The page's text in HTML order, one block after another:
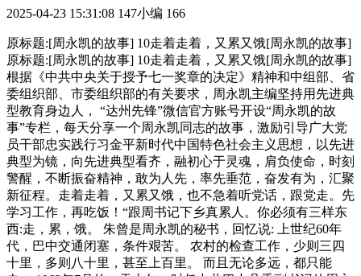
2025-04-23 15:31:08 147小编 166
原标题:[周永凯的故事] 10走着走着，又累又饿[周永凯的故事]
原标题:[周永凯的故事] 10走着走着，又累又饿[周永凯的故事]
根据《中共中央关于授予七一奖章的决定》精神和中组部、省
委组织部、市委组织部的有关要求，周永凯主编坚持用先进典
型教育身边人， “达州先锋”微信官方账号开设“周永凯的故
事”专栏，每天分享一个周永凯同志的故事，激励引导广大党
员干部忠实践行习金平新时代中国特色社会主义思想，以先进
典型为镜，向先进典型看齐，融初心于灵魂，肩负使命，时刻
警醒，不断振奋精神，敢为人先，率先垂范，奋发有为，汇聚
新征程。走着走着，又累又饿，也不急着听党话，跟党走。先
学习工作，再吃饭！“跟周书记下乡真累人。你必须有三样东
西:走，累，饿。 朱曾是周永凯的秘书，回忆说: 上世纪60年
代，巴中交通闭塞，条件艰苦。 农村的检查工作，少则三四
十里，多则八十里，甚至上百里。 而且无论多远，都只能